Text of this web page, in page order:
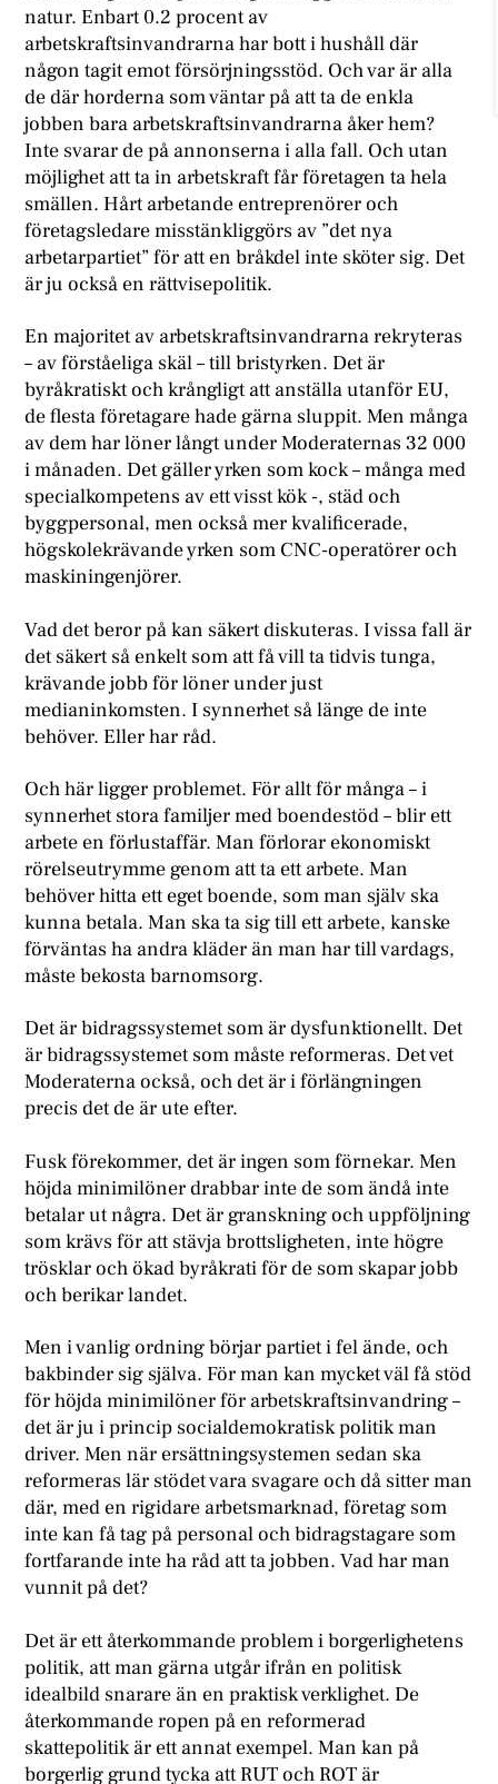
natur. Enbart 0.2 procent av
arbetskraftsinvandrarna har bott i hushåll där
någon tagit emot försörjningsstöd. Och var är alla
de där horderna som väntar på att ta de enkla
jobben bara arbetskraftsinvandrarna åker hem?
Inte svarar de på annonserna i alla fall. Och utan
möjlighet att ta in arbetskraft får företagen ta hela
smällen. Hårt arbetande entreprenörer och
företagsledare misstänkliggörs av ”det nya
arbetarpartiet” för att en bråkdel inte sköter sig. Det
är ju också en rättvisepolitik.
En majoritet av arbetskraftsinvandrarna rekryteras
– av förståeliga skäl – till bristyrken. Det är
byråkratiskt och krångligt att anställa utanför EU,
de flesta företagare hade gärna sluppit. Men många
av dem har löner långt under Moderaternas 32 000
i månaden. Det gäller yrken som kock – många med
specialkompetens av ett visst kök -, städ och
byggpersonal, men också mer kvalificerade,
högskolekrävande yrken som CNC-operatörer och
maskiningenjörer.
Vad det beror på kan säkert diskuteras. I vissa fall är
det säkert så enkelt som att få vill ta tidvis tunga,
krävande jobb för löner under just
medianinkomsten. I synnerhet så länge de inte
behöver. Eller har råd.
Och här ligger problemet. För allt för många – i
synnerhet stora familjer med boendestöd – blir ett
arbete en förlustaffär. Man förlorar ekonomiskt
rörelseutrymme genom att ta ett arbete. Man
behöver hitta ett eget boende, som man själv ska
kunna betala. Man ska ta sig till ett arbete, kanske
förväntas ha andra kläder än man har till vardags,
måste bekosta barnomsorg.
Det är bidragssystemet som är dysfunktionellt. Det
är bidragssystemet som måste reformeras. Det vet
Moderaterna också, och det är i förlängningen
precis det de är ute efter.
Fusk förekommer, det är ingen som förnekar. Men
höjda minimilöner drabbar inte de som ändå inte
betalar ut några. Det är granskning och uppföljning
som krävs för att stävja brottsligheten, inte högre
trösklar och ökad byråkrati för de som skapar jobb
och berikar landet.
Men i vanlig ordning börjar partiet i fel ände, och
bakbinder sig själva. För man kan mycket väl få stöd
för höjda minimilöner för arbetskraftsinvandring –
det är ju i princip socialdemokratisk politik man
driver. Men när ersättningsystemen sedan ska
reformeras lär stödet vara svagare och då sitter man
där, med en rigidare arbetsmarknad, företag som
inte kan få tag på personal och bidragstagare som
fortfarande inte ha råd att ta jobben. Vad har man
vunnit på det?
Det är ett återkommande problem i borgerlighetens
politik, att man gärna utgår ifrån en politisk
idealbild snarare än en praktisk verklighet. De
återkommande ropen på en reformerad
skattepolitik är ett annat exempel. Man kan på
borgerlig grund tycka att RUT och ROT är